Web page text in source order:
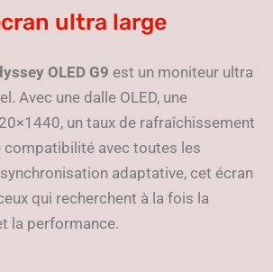
ultra large
OLED G9 est un moniteur ultra
Avec une dalle OLED, une
un taux de rafraîchissement
compatibilité avec toutes les
adaptative, cet écran
qui recherchent à la fois la
la performance.